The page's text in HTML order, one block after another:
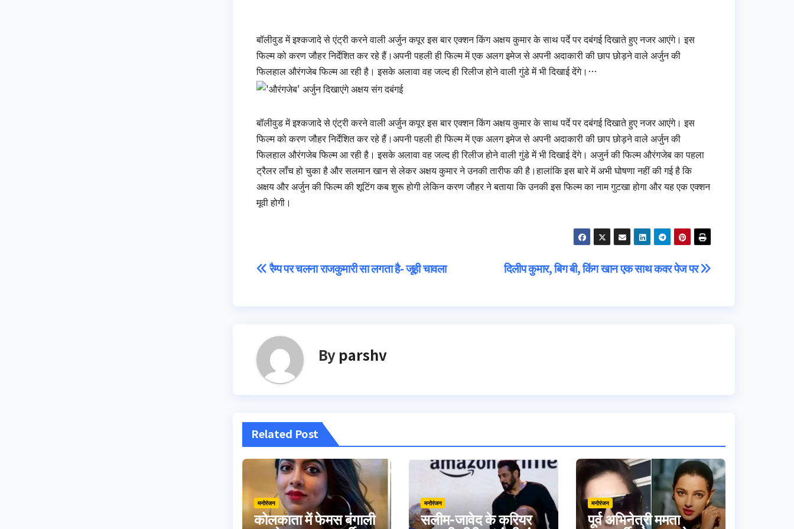
बॉलीवुड में इश्‍कजादे से एंट्री करने वाली अर्जुन कपूर इस बार एक्‍शन किंग अक्षय कुमार के साथ पर्दे पर दबंगई दिखाते हुए नजर आएंगे। इस
फिल्‍म को करण जौहर निर्देशित कर रहे हैं।अपनी पहली ही फिल्‍म में एक अलग इमेज से अपनी अदाकारी की छाप छोड़ने वाले अर्जुन की
फिलहाल औरंगजेब फिल्‍म आ रही है। इसके अलावा वह जल्‍द ही रिलीज होने वाली गुंडे में भी दिखाई देंगे।…
बॉलीवुड में इश्‍कजादे से एंट्री करने वाली अर्जुन कपूर इस बार एक्‍शन किंग अक्षय कुमार के साथ पर्दे पर दबंगई दिखाते हुए नजर आएंगे। इस
फिल्‍म को करण जौहर निर्देशित कर रहे हैं।अपनी पहली ही फिल्‍म में एक अलग इमेज से अपनी अदाकारी की छाप छोड़ने वाले अर्जुन की
फिलहाल औरंगजेब फिल्‍म आ रही है। इसके अलावा वह जल्‍द ही रिलीज होने वाली गुंडे में भी दिखाई देंगे। अजुर्न की फिल्‍म औरंगजेब का पहला
ट्रैलर लॉंच हो चुका है और सलमान खान से लेकर अक्षय कुमार ने उनकी तारीफ की है।हालांकि इस बारे में अभी घोषणा नहीं की गई है कि
अक्षय और अर्जुन की फिल्‍म की शूटिंग कब शुरू होगी लेकिन करण जौहर ने बताया कि उनकी इस फिल्‍म का नाम गुटखा होगा और यह एक एक्‍शन
मूवी होगी।
Post
दिलीप कुमार, बिग बी, किंग खान एक साथ कवर पेज पर
रैम्प पर चलना राजकुमारी सा लगता है- जूही चावला
By parshv
Related Post
मनोरंजन
कोलकाता में फेमस बंगाली
मनोरंजन
सलीम-जावेद के करियर
मनोरंजन
पूर्व अभिनेत्री ममता